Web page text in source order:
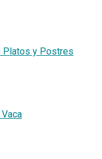
Platos y Postres